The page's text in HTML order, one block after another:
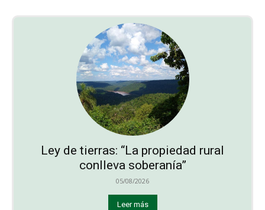
Ley de tierras: “La propiedad rural
conlleva soberanía”
05/08/2026
Leer más